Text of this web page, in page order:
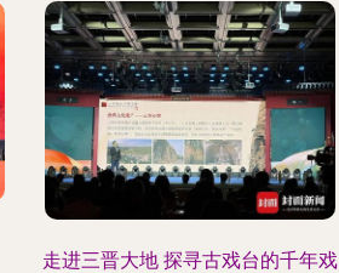
走进三晋大地 探寻古戏台的千年戏